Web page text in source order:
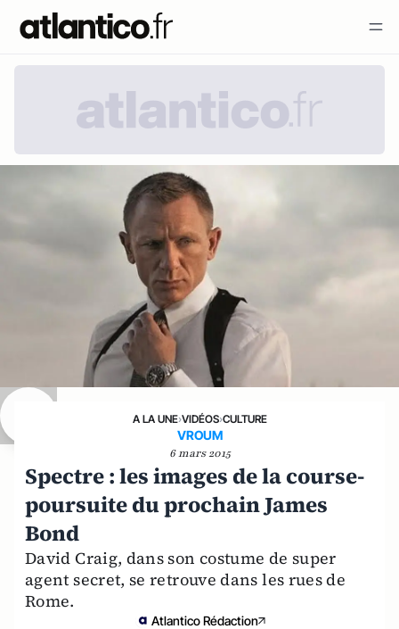
A LA UNE›VIDÉOS›CULTURE
VROUM
6 mars 2015
Spectre : les images de la course-
poursuite du prochain James
Bond
David Craig, dans son costume de super
agent secret, se retrouve dans les rues de
Rome.
Atlantico Rédaction